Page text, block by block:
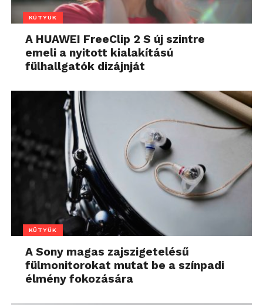
KÜTYÜK
A HUAWEI FreeClip 2 S új szintre
emeli a nyitott kialakítású
fülhallgatók dizájnját
KÜTYÜK
A Sony magas zajszigetelésű
fülmonitorokat mutat be a színpadi
élmény fokozására